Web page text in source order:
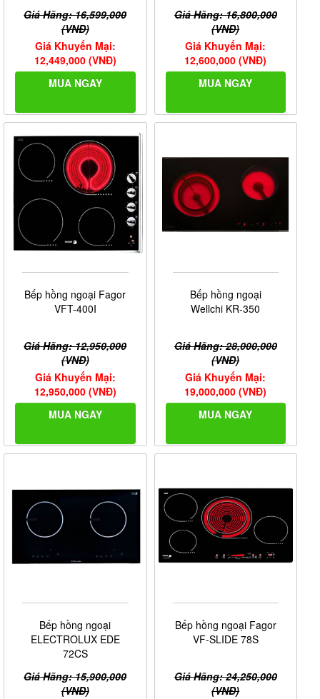
Giá Hãng: 16,599,000
(VNĐ)
Giá Khuyến Mại:
12,449,000 (VNĐ)
MUA NGAY
Giá Hãng: 16,800,000
(VNĐ)
Giá Khuyến Mại:
12,600,000 (VNĐ)
MUA NGAY
Bếp hồng ngoại Fagor
VFT-400I
Giá Hãng: 12,950,000
(VNĐ)
Giá Khuyến Mại:
12,950,000 (VNĐ)
MUA NGAY
Bếp hồng ngoại
Wellchi KR-350
Giá Hãng: 28,000,000
(VNĐ)
Giá Khuyến Mại:
19,000,000 (VNĐ)
MUA NGAY
Bếp hồng ngoại
ELECTROLUX EDE
72CS
Giá Hãng: 15,900,000
(VNĐ)
Bếp hồng ngoại Fagor
VF-SLIDE 78S
Giá Hãng: 24,250,000
(VNĐ)